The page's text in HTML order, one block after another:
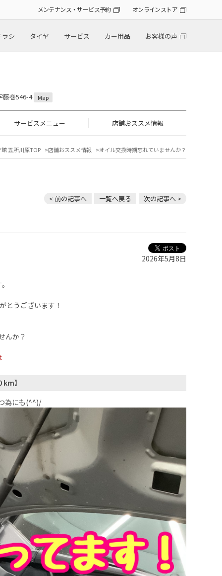
メンテナンス・サービス予約 オンラインストア
シ タイヤ サービス カー用品 お客様の声
藤巻546-4 Map
サービスメニュー 店舗おススメ情報
五所川原TOP 店舗おススメ情報 オイル交換時期忘れていませんか？
< 前の記事へ 一覧へ戻る 次の記事へ >
2026年5月8日
とうございます！
んか？
】
為にも(^^)/